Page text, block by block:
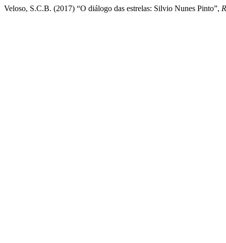
Veloso, S.C.B. (2017) “O diálogo das estrelas: Silvio Nunes Pinto”,